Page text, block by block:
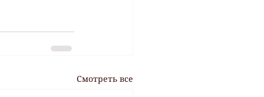
Смотреть все